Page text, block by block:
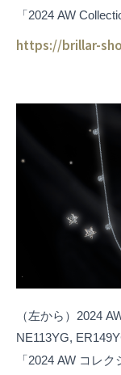
「2024 AW
https://brillar-
（左から）2024
NE113YG,
「2024 AW コレ